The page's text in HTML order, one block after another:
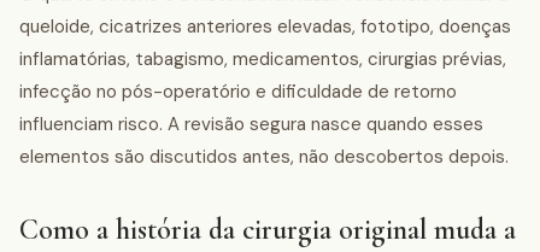
queloide, cicatrizes anteriores elevadas, fototipo, doenças
inflamatórias, tabagismo, medicamentos, cirurgias prévias,
infecção no pós-operatório e dificuldade de retorno
influenciam risco. A revisão segura nasce quando esses
elementos são discutidos antes, não descobertos depois.
Como a história da cirurgia original muda a